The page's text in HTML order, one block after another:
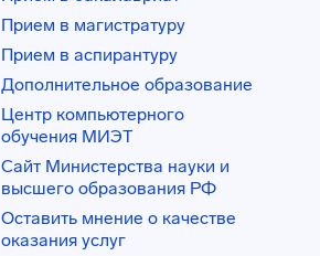
Прием в магистратуру
Прием в аспирантуру
Дополнительное образование
Центр компьютерного
обучения МИЭТ
Сайт Министерства науки и
высшего образования РФ
Оставить мнение о качестве
оказания услуг